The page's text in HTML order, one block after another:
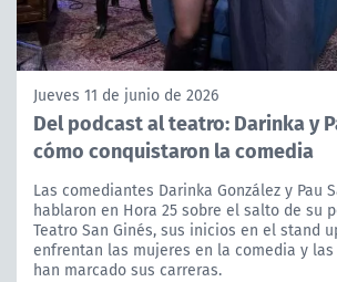
Jueves 11 de junio de 2026
Del podcast al teatro: Darinka y
cómo conquistaron la comedia
Las comediantes Darinka González y Pau
hablaron en Hora 25 sobre el salto de su
Teatro San Ginés, sus inicios en el stand
enfrentan las mujeres en la comedia y
han marcado sus carreras.